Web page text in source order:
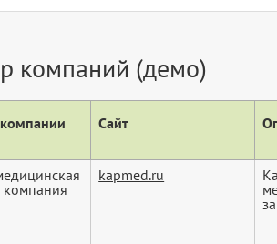
компаний (демо)
Сайт
компания
kapmed.ru